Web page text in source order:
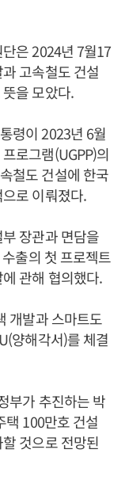
은 2024년 7월17
고속철도 건설
을 모았다.
령이 2023년 6월
로그램(UGPP)의
철도 건설에 한국
로 이뤄졌다.
장관과 면담을
출의 첫 프로젝트
관해 협의했다.
개발과 스마트도
양해각서)를 체결
부가 추진하는 박
택 100만호 건설
것으로 전망된